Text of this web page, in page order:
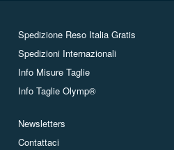
Spedizione Reso Italia Gratis
Spedizioni Internazionali
Info Misure Taglie
Info Taglie Olymp®
Newsletters
Contattaci